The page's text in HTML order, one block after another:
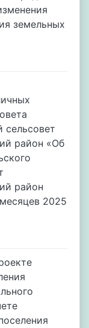
земельных
сельсовет
район «Об
район
2025